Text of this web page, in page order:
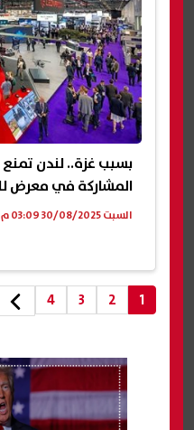
بسبب غزة.. لندن
المشاركة في معرض
السبت 30/08/2025 03:09 م
1
2
3
4